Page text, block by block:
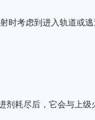
时考虑到进入轨道或
耗尽后，它会与上级